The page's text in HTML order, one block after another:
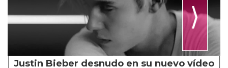
⟩
Justin Bieber desnudo en su nuevo vídeo